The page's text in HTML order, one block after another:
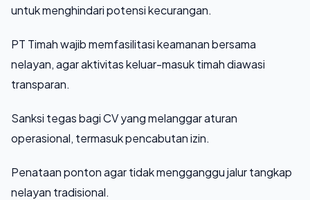
untuk menghindari potensi kecurangan.
PT Timah wajib memfasilitasi keamanan bersama
nelayan, agar aktivitas keluar-masuk timah diawasi
transparan.
Sanksi tegas bagi CV yang melanggar aturan
operasional, termasuk pencabutan izin.
Penataan ponton agar tidak mengganggu jalur tangkap
nelayan tradisional.